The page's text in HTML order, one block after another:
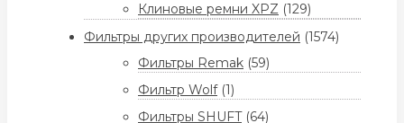
Клиновые ремни XPZ (129)
Фильтры других производителей (1574)
Фильтры Remak (59)
Фильтр Wolf (1)
Фильтры SHUFT (64)